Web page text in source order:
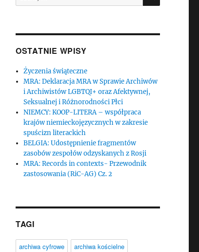
OSTATNIE WPISY
Życzenia świąteczne
MRA: Deklaracja MRA w Sprawie Archiwów
i Archiwistów LGBTQI+ oraz Afektywnej,
Seksualnej i Różnorodności Płci
NIEMCY: KOOP-LITERA – współpraca
krajów niemieckojęzycznych w zakresie
spuścizn literackich
BELGIA: Udostępnienie fragmentów
zasobów zespołów odzyskanych z Rosji
MRA: Records in contexts- Przewodnik
zastosowania (RiC-AG) Cz. 2
TAGI
archiwa cyfrowe
archiwa kościelne